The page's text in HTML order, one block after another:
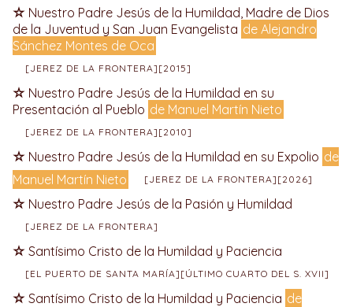
Nuestro Padre Jesús de la Humildad, Madre de Dios
de la Juventud y San Juan Evangelista de Alejandro
Sánchez Montes de Oca
[JEREZ DE LA FRONTERA][2015]
Nuestro Padre Jesús de la Humildad en su
Presentación al Pueblo de Manuel Martín Nieto
[JEREZ DE LA FRONTERA][2010]
Nuestro Padre Jesús de la Humildad en su Expolio de
Manuel Martín Nieto
[JEREZ DE LA FRONTERA][2026]
Nuestro Padre Jesús de la Pasión y Humildad
[JEREZ DE LA FRONTERA]
Santísimo Cristo de la Humildad y Paciencia
[EL PUERTO DE SANTA MARÍA][ÚLTIMO CUARTO DEL S. XVII]
Santísimo Cristo de la Humildad y Paciencia de